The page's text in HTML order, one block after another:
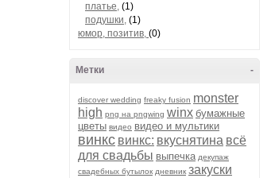
платье, (1)
подушки, (1)
юмор, позитив, (0)
-
Метки
discover wedding freaky fusion monster
high png на pngwing winx бумажные
цветы видео видео и мультики
винкс винкс: вкуснятина всё
для свадьбы выпечка декупаж
свадебных бутылок дневник закуски